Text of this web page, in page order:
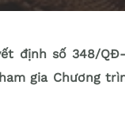
định số 348/
gia Chương